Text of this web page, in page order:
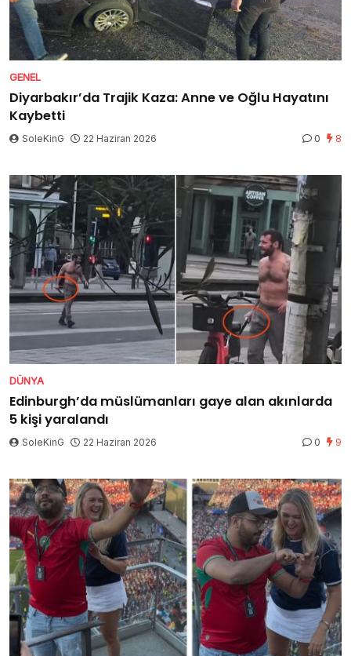
GENEL
Diyarbakır’da Trajik Kaza: Anne ve Oğlu Hayatını
Kaybetti
SoleKinG 22 Haziran 2026 0 8
DÜNYA
Edinburgh’da müslümanları gaye alan akınlarda
5 kişi yaralandı
SoleKinG 22 Haziran 2026 0 9